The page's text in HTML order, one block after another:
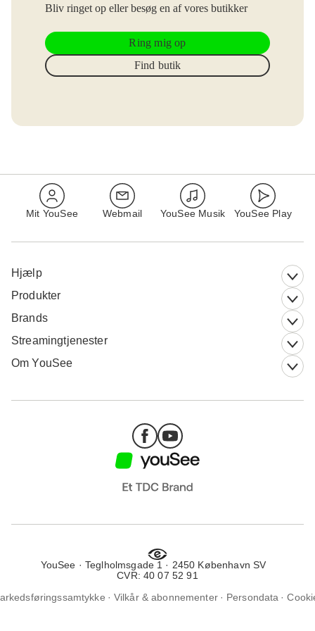
Bliv ringet op eller besøg en af vores butikker
Ring mig op
Find butik
Mit YouSee Webmail YouSee Musik YouSee Play
Hjælp
Produkter
Brands
Streamingtjenester
Om YouSee
YouSee · Teglholmsgade 1 · 2450 København SV
CVR: 40 07 52 91
Vilkår & abonnementer Persondata